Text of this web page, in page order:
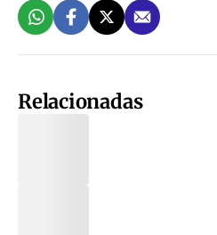
Relacionadas